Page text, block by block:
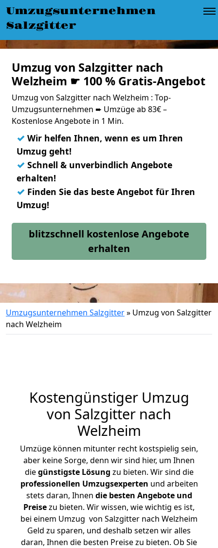
Umzugsunternehmen
Salzgitter
Umzug von Salzgitter nach
Welzheim ☛ 100 % Gratis-Angebot
Umzug von Salzgitter nach Welzheim : Top-
Umzugsunternehmen ➨ Umzüge ab 83€ –
Kostenlose Angebote in 1 Min.
✓ Wir helfen Ihnen, wenn es um Ihren
Umzug geht!
✓ Schnell & unverbindlich Angebote
erhalten!
✓ Finden Sie das beste Angebot für Ihren
Umzug!
blitzschnell kostenlose Angebote
erhalten
Umzugsunternehmen Salzgitter» Umzug von Salzgitter
nach Welzheim
Kostengünstiger Umzug
von Salzgitter nach
Welzheim
Umzüge können mitunter recht kostspielig sein,
aber keine Sorge, denn wir sind hier, um Ihnen
diegünstigste Lösung zu bieten. Wir sind die
professionellen Umzugsexperten und arbeiten
stets daran, Ihnen die besten Angebote und
Preisezu bieten. Wir wissen, wie wichtig es ist,
bei einem Umzug von Salzgitter nach Welzheim
Geld zu sparen, und deshalb setzen wir alles
daran, Ihnen die besten Preise zu bieten. Ob Sie